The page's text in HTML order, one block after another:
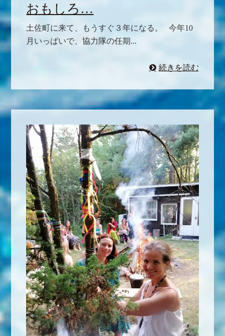
おもしろ…
土佐町に来て、もうすぐ３年になる。 今年10
月いっぱいで、協力隊の任期...
続きを読む